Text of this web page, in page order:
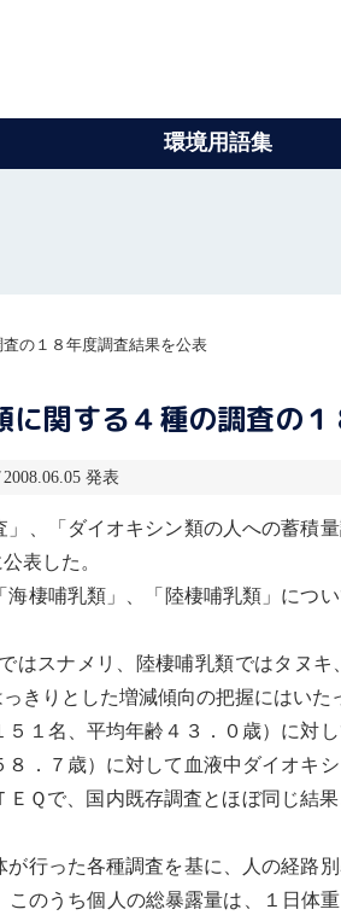
環境用語集
の１８年度調査結果を公表
関する４種の調査の
発表
、「 ダイオキシン類の人への蓄積量
表した。
海棲哺乳類 」、「陸棲哺乳類 」につ
ではスナメリ、陸棲哺乳類ではタヌキ
きりとした増減傾向の把握にはいた
１名、平均年齢４３．０歳）に対し
．７歳）に対して血液中 ダイオキ
Ｑで、国内既存調査とほぼ同じ結
行った各種調査を基に、人の経路
のうち個人の総暴露量は、１日体